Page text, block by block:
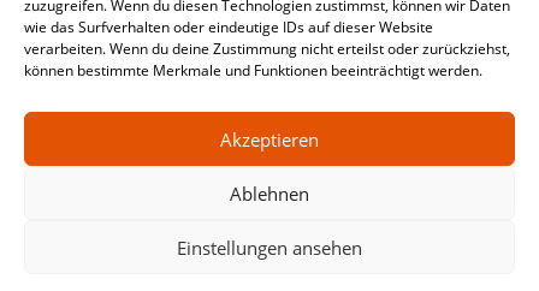
zuzugreifen. Wenn du diesen Technologien zustimmst, können wir Daten
wie das Surfverhalten oder eindeutige IDs auf dieser Website
verarbeiten. Wenn du deine Zustimmung nicht erteilst oder zurückziehst,
können bestimmte Merkmale und Funktionen beeinträchtigt werden.
Akzeptieren
Ablehnen
Einstellungen ansehen